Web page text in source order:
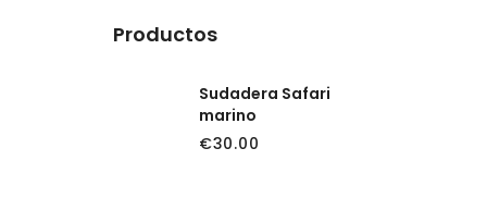
Productos
Sudadera Safari
marino
€30.00